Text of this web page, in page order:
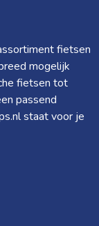
fietsen
mogelijk
fietsen tot
passend
staat voor je